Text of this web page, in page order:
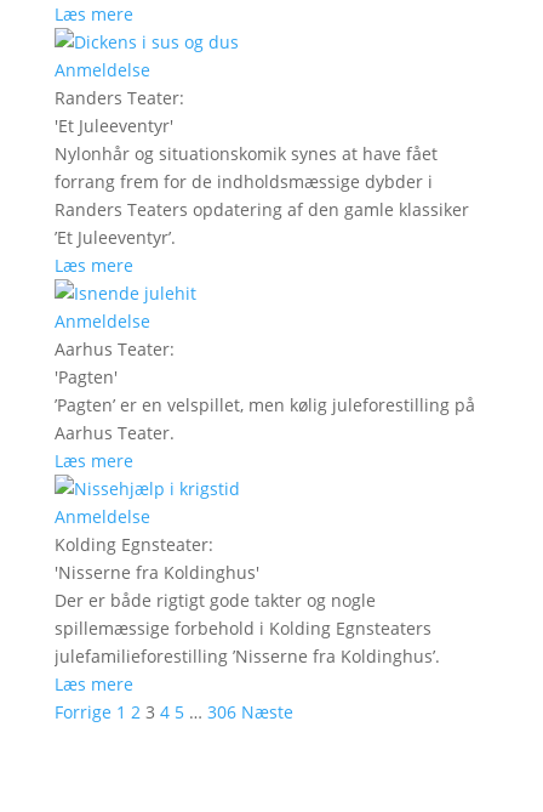
Læs mere
Anmeldelse
Randers Teater:
'Et Juleeventyr'
Nylonhår og situationskomik synes at have fået
forrang frem for de indholdsmæssige dybder i
Randers Teaters opdatering af den gamle klassiker
’Et Juleeventyr’.
Læs mere
Anmeldelse
Aarhus Teater:
'Pagten'
’Pagten’ er en velspillet, men kølig juleforestilling på
Aarhus Teater.
Læs mere
Anmeldelse
Kolding Egnsteater:
'Nisserne fra Koldinghus'
Der er både rigtigt gode takter og nogle
spillemæssige forbehold i Kolding Egnsteaters
julefamilieforestilling ’Nisserne fra Koldinghus’.
Læs mere
Forrige 1 2 3 4 5 … 306 Næste